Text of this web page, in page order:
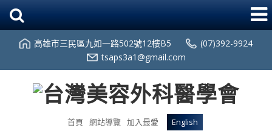
高雄市三民區九如一路502號12樓B5
(07)392-9924
tsaps3a1@gmail.com
首頁 網站導覽 加入最愛 English